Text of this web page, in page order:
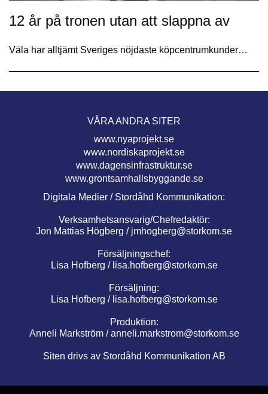
12 år på tronen utan att slappna av
Väla har alltjämt Sveriges nöjdaste köpcentrumkunder…
VÅRA ANDRA SITER
www.nyaprojekt.se
www.nordiskaprojekt.se
www.dagensinfrastruktur.se
www.grontsamhallsbyggande.se
Digitala Medier / Stordåhd Kommunikation:
Verksamhetsansvarig/Chefredaktör:
Jon Mattias Högberg / jmhogberg@storkom.se
Försäljningschef:
Lisa Hofberg / lisa.hofberg@storkom.se
Försäljning:
Lisa Hofberg / lisa.hofberg@storkom.se
Produktion:
Anneli Markström /anneli.markstrom@storkom.se
Siten drivs av Stordåhd Kommunikation AB